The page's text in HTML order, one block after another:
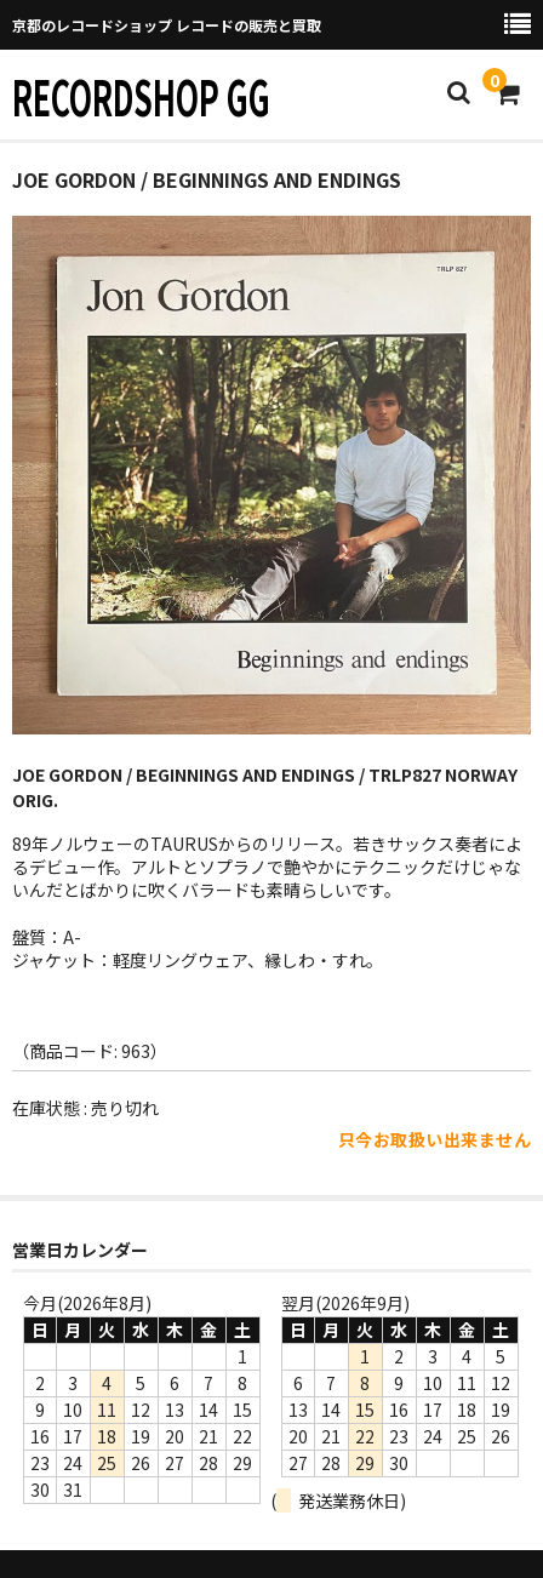
京都のレコードショップ レコードの販売と買取
RECORDSHOP GG 0
Home
マイページ
GGについて
買取について
取り置きなどについて
Categories
New Arrivals
新譜
GG RECORD （当店のレーベル）
全商品
JAZZ-US
BLUE NOTE
JAZZ-EU
JAZZ-JP
JAZZ-VOCAL
J-POP
FOLK,SSW
レア盤（1万円以上）
Webのみ no.1
Webのみ no.2
Webのみ no.3
Webのみ no.4
売り切れ
Help
JOE GORDON / BEGINNINGS AND ENDINGS
JOE GORDON / BEGINNINGS AND ENDINGS / TRLP827 NORWAY
ORIG.
89年ノルウェーのTAURUSからのリリース。若きサックス奏者によ
るデビュー作。アルトとソプラノで艶やかにテクニックだけじゃな
いんだとばかりに吹くバラードも素晴らしいです。
盤質：A-
ジャケット：軽度リングウェア、縁しわ・すれ。
（商品コード: 963）
在庫状態 : 売り切れ
只今お取扱い出来ません
営業日カレンダー
今月(2026年8月)
日
月 火 水 木 金
土
1
2
3 4 5 6 7
8
9
10 11 12 13 14
15
16
17 18 19 20 21
22
23
24 25 26 27 28
29
30
31
翌月(2026年9月)
日
月 火 水 木 金
土
1
2 3 4
5
6
7 8 9 10 11
12
13
14 15 16 17 18
19
20
21 22 23 24 25
26
27
28 29
30
(
発送業務休日)